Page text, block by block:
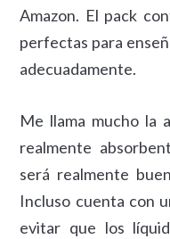
Amazon. El pack
perfectas para
adecuadamente.
Me llama mucho la
realmente
será realmente
Incluso cuenta con
evitar que los